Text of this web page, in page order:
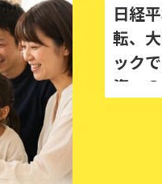
日経
転、
ック
資」